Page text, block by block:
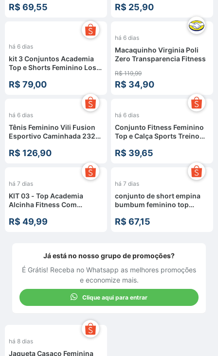
R$ 69,55
com sustentação top treino
R$ 25,90
há 6 dias
kit 3 Conjuntos Academia
Top e Shorts Feminino Los
R$ 79,00
-71 há 6 dias
Macaquinho Virginia Poli
Zero Transparencia Fitness
R$ 119,99
R$ 34,90
há 6 dias
Tênis Feminino Vili Fusion
Esportivo Caminhada 232G
R$ 126,90
há 6 dias
Conjunto Fitness Feminino
Top e Calça Sports Treino
R$ 39,65
há 7 dias
KIT 03 - Top Academia
Alcinha Fitness Com
Power - Costas Xis Top
R$ 49,99
há 7 dias
conjunto de short empina
bumbum feminino top
academia
R$ 67,15
Já está no nosso grupo de promoções?
É Grátis! Receba no Whatsapp as melhores promoções
e economize mais.
Clique aqui para entrar
há 8 dias
Jaqueta Casaco Feminina